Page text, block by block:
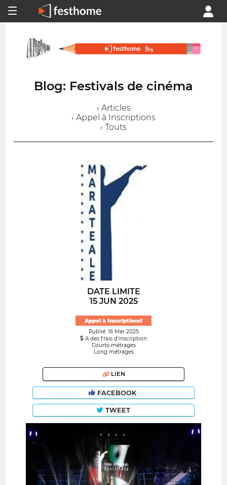
Blog: Festivals de cinéma
› Articles
› Appel à Inscriptions
› Touts
DATE LIMITE
15 JUN 2025
Appel à Inscriptions!
Publié: 16 Mar 2025
A des frais d’inscription
Courts-métrages
Long métrages
LIEN
FACEBOOK
TWEET